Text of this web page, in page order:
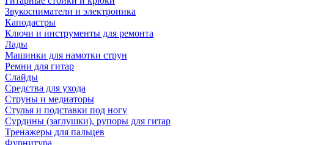
Звукосниматели и электроника
Каподастры
Ключи и инструменты для ремонта
Лады
Машинки для намотки струн
Ремни для гитар
Слайды
Средства для ухода
Струны и медиаторы
Стулья и подставки под ногу
Сурдины (заглушки), рупоры для гитар
Тренажеры для пальцев
Фурнитура